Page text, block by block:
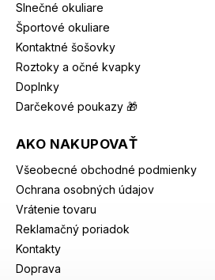
Slnečné okuliare
Športové okuliare
Kontaktné šošovky
Roztoky a očné kvapky
Doplnky
Darčekové poukazy 🎁
AKO NAKUPOVAŤ
Všeobecné obchodné podmienky
Ochrana osobných údajov
Vrátenie tovaru
Reklamačný poriadok
Kontakty
Doprava